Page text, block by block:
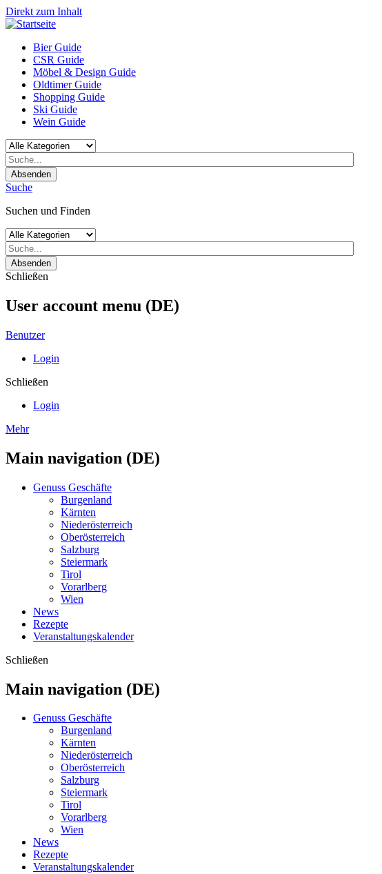
Direkt zum Inhalt
Bier Guide
CSR Guide
Möbel & Design Guide
Oldtimer Guide
Shopping Guide
Ski Guide
Wein Guide
Absenden
Suche
Suchen und Finden
Absenden
Schließen
User account menu (DE)
Benutzer
Login
Schließen
Login
Mehr
Main navigation (DE)
Genuss Geschäfte
Burgenland
Kärnten
Niederösterreich
Oberösterreich
Salzburg
Steiermark
Tirol
Vorarlberg
Wien
News
Rezepte
Veranstaltungskalender
Schließen
Main navigation (DE)
Genuss Geschäfte
Burgenland
Kärnten
Niederösterreich
Oberösterreich
Salzburg
Steiermark
Tirol
Vorarlberg
Wien
News
Rezepte
Veranstaltungskalender